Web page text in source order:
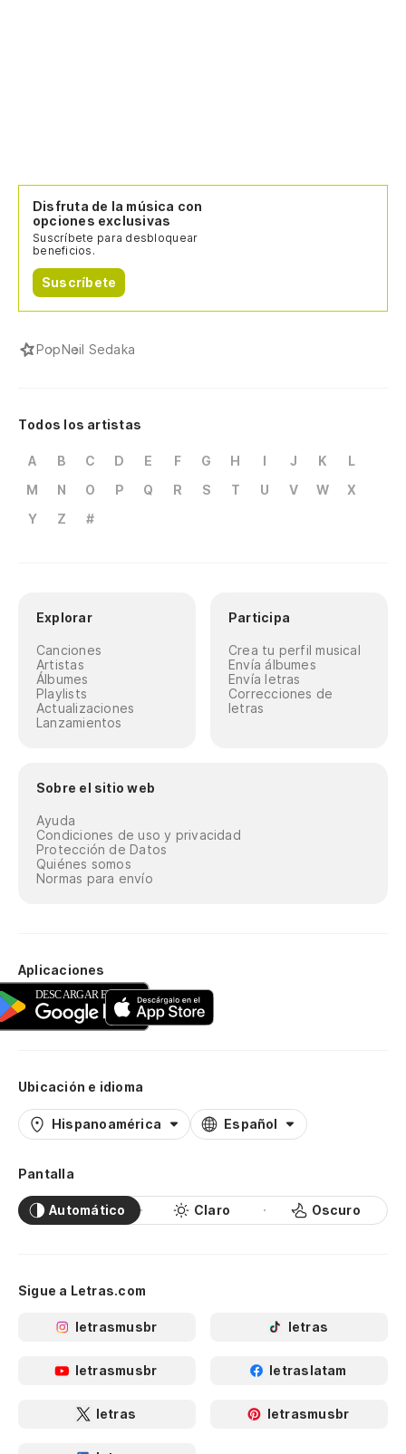
Disfruta de la música con
opciones exclusivas
Suscríbete para desbloquear
beneficios.
Suscríbete
PopNeil Sedaka
Todos los artistas
A B C D E F G H I J K
L
M
N O P Q R S T U V W
X
Y
Z #
Explorar
Canciones
Artistas
Álbumes
Playlists
Actualizaciones
Lanzamientos
Participa
Crea tu perfil musical
Envía álbumes
Envía letras
Correcciones de
letras
Sobre el sitio web
Ayuda
Condiciones de uso y privacidad
Protección de Datos
Quiénes somos
Normas para envío
Aplicaciones
Ubicación e idioma
Hispanoamérica Español
Pantalla
Automático Claro Oscuro
Sigue a Letras.com
letrasmusbr letras
letrasmusbr letraslatam
letras letrasmusbr